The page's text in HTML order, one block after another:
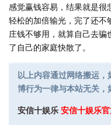
感觉赢钱容易，结果就是很
轻松的加倍输光，完了还不
庄钱不够用，就算自己去
了自己的家庭快散了。
以上内容通过网络搬运
博行为一律与本站无关，
安信十娱乐 安信十娱乐